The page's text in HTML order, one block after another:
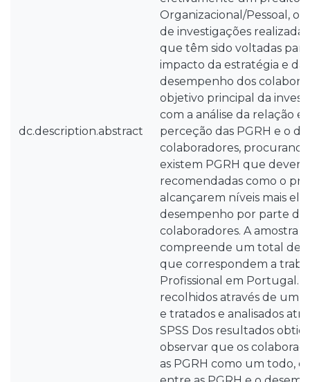
dc.description.abstract
Organizacional/Pessoal, o
de investigações
que têm sido voltadas
impacto da estratégia e
desempenho dos
objetivo principal da
com a análise da relação
perceção das PGRH e o
colaboradores,
existem PGRH que
recomendadas como o
alcançarem níveis mais
desempenho por parte
colaboradores. A amostra
compreende um total de
que correspondem a
Profissional em Portugal.
recolhidos através de um
e tratados e analisados
SPSS Dos resultados
observar que os
as PGRH como um todo,